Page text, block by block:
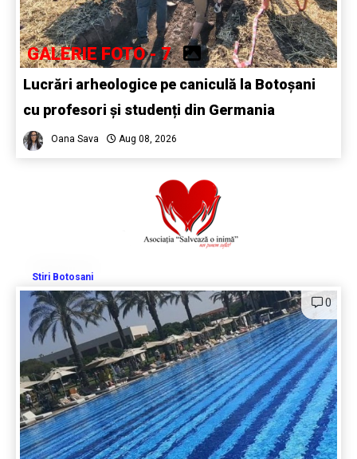
GALERIE FOTO - 7
Lucrări arheologice pe caniculă la Botoșani
cu profesori și studenți din Germania
Oana Sava Aug 08, 2026
Stiri Botosani
0